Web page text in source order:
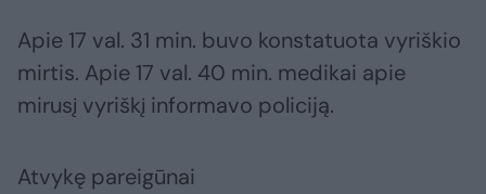
Apie 17 val. 31 min. buvo konstatuota vyriškio
mirtis. Apie 17 val. 40 min. medikai apie
mirusį vyriškį informavo policiją.
Atvykę pareigūnai